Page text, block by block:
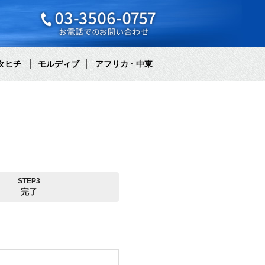
ヒチ モルディブ アフリカ・中東
STEP3
完了